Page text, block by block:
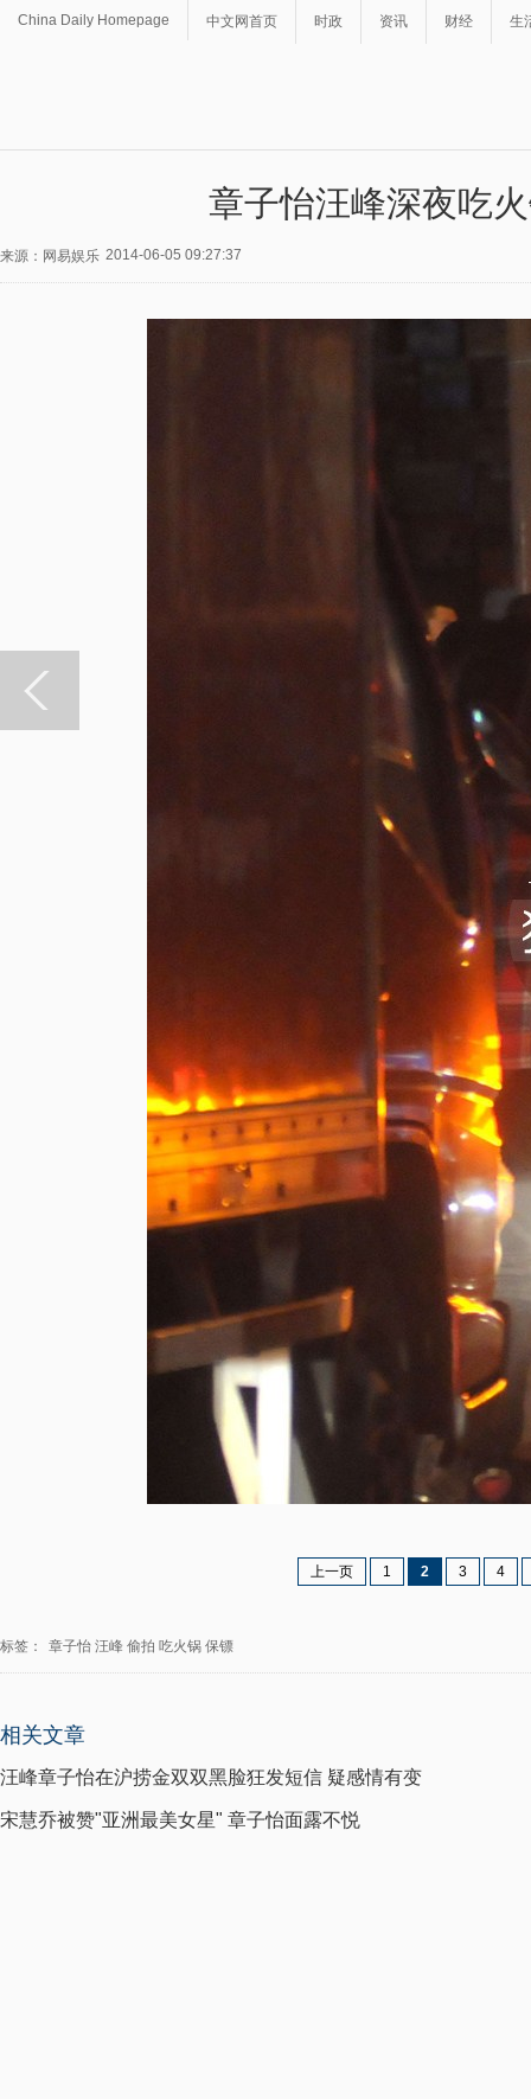
China Daily Homepage 中文网首页 时政 资讯 财经 生
章子怡汪峰深夜吃
来源：网易娱乐 2014-06-05 09:27:37
上一页 1 2 3 4
标签： 章子怡 汪峰 偷拍 吃火锅 保镖
相关文章
汪峰章子怡在沪捞金双双黑脸狂发短信 疑感情有变
宋慧乔被赞"亚洲最美女星" 章子怡面露不悦